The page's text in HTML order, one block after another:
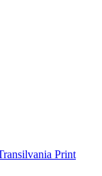
Print